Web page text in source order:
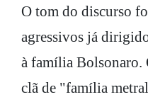
O tom do discurso
agressivos já
à família Bolsonaro.
clã de "família